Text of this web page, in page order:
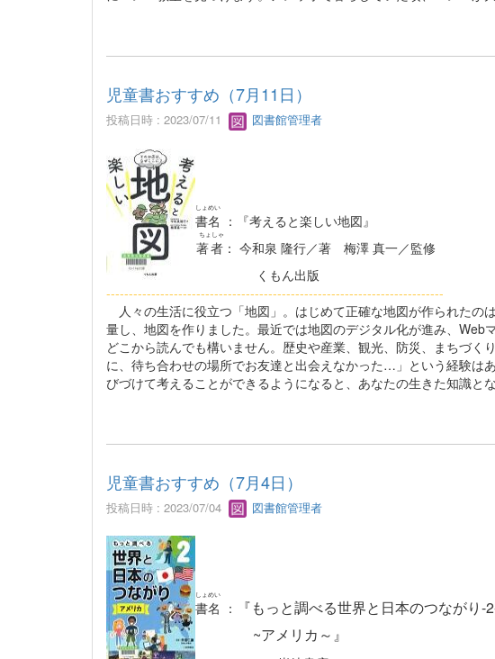
児童書おすすめ（7月11日）
投稿日時 : 2023/07/11 図書館管理者
書名
しょめい
：『考えると楽
著者
ちょしゃ
： 今和泉 隆行／著 梅澤 真一／監修
くもん出版
---------------------------------------------------------------------------
人々の生活に役立つ「地図」。はじめて正確な地図が作られたの
量し、地図を作りました。最近では地図のデジタル化が進み、Web
どこから読んでも構いません。歴史や産業、観光、防災、まちづ
に、待ち合わせの場所でお友達と出会えなかった…」という経験は
びづけて考えることができるようになると、あなたの生きた知識と
児童書おすすめ（7月4日）
投稿日時 : 2023/07/04 図書館管理者
書名
しょめい
：
『もっと調べる世界と日本のつながり-
~アメリカ～』